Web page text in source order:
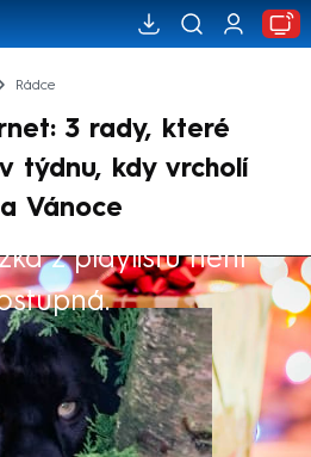
Rádce
3 rady, které
týdnu, kdy vrcholí
Vánoce
z playlistu není